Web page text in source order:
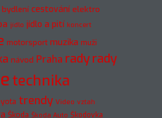
bydlení cestování elektro
jídlo jídlo a pití koncert
motorsport muzika muži
návod Praha radyrady
technika
trendy Video vztah
Škoda Škoda Auto Škodovka